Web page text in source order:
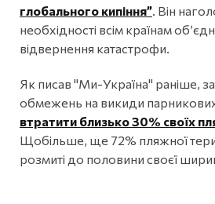
глобального кипіння” . Він
необхідності всім країнам
відвернення катастрофи.
Як писав "Ми-Україна" раніше, за
обмежень на викиди парникових
втратити близько 30% своїх
Щобільше, ще 72% пляжної
розмиті до половини своєї